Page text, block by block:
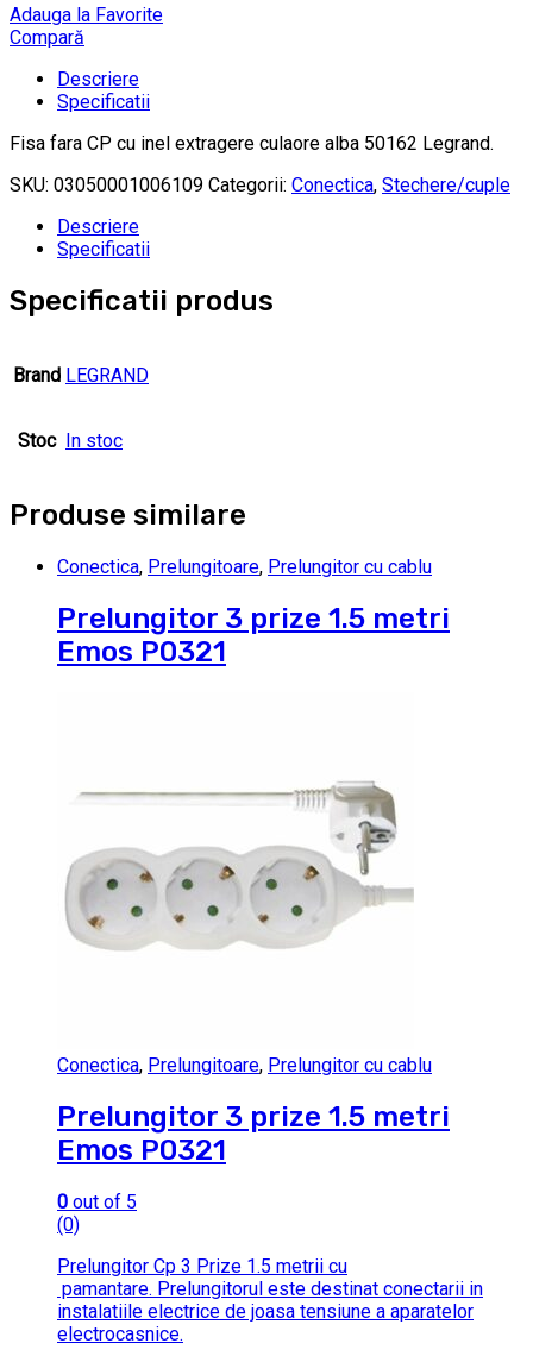
Adauga la Favorite
Compară
Descriere
Specificatii
Fisa fara CP cu inel extragere culaore alba 50162 Legrand.
SKU: 03050001006109 Categorii: Conectica, Stechere/cuple
Descriere
Specificatii
Specificatii produs
Brand LEGRAND
Stoc In stoc
Produse similare
Conectica, Prelungitoare, Prelungitor cu cablu
Prelungitor 3 prize 1.5 metri
Emos P0321
Conectica, Prelungitoare, Prelungitor cu cablu
Prelungitor 3 prize 1.5 metri
Emos P0321
0 out of 5
(0)
Prelungitor Cp 3 Prize 1.5 metrii cu
pamantare. Prelungitorul este destinat conectarii in
instalatiile electrice de joasa tensiune a aparatelor
electrocasnice.